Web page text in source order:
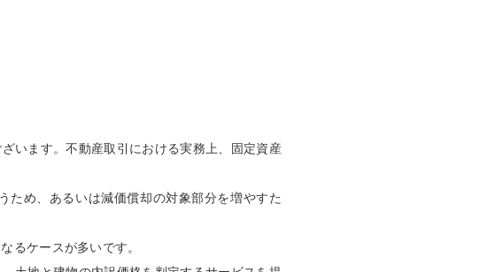
います。不動産取引における実務上、固定資産
ため、あるいは減価償却の対象部分を増やすた
るケースが多いです。